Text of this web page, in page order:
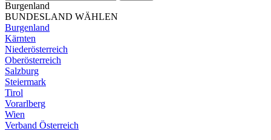
Burgenland
BUNDESLAND WÄHLEN
Burgenland
Kärnten
Niederösterreich
Oberösterreich
Salzburg
Steiermark
Tirol
Vorarlberg
Wien
Verband Österreich